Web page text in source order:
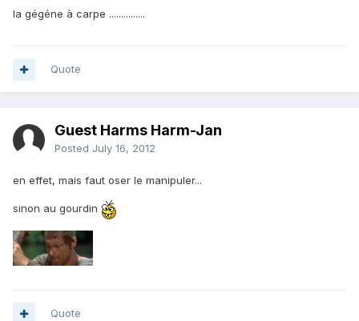
la gégéne à carpe ...............
Quote
Guest Harms Harm-Jan
Posted July 16, 2012
en effet, mais faut oser le manipuler...
sinon au gourdin
Quote